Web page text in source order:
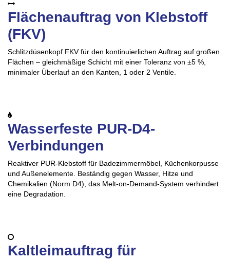
Flächenauftrag von Klebstoff
(FKV)
Schlitzdüsenkopf FKV für den kontinuierlichen Auftrag auf großen
Flächen – gleichmäßige Schicht mit einer Toleranz von ±5 %,
minimaler Überlauf an den Kanten, 1 oder 2 Ventile.
Wasserfeste PUR-D4-
Verbindungen
Reaktiver PUR-Klebstoff für Badezimmermöbel, Küchenkorpusse
und Außenelemente. Beständig gegen Wasser, Hitze und
Chemikalien (Norm D4), das Melt-on-Demand-System verhindert
eine Degradation.
Kaltleimauftrag für